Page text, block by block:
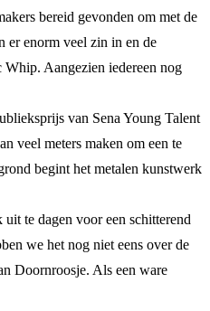
bereid gevonden om met de
er enorm veel zin in en de
Aangezien iedereen nog
van Sena Young Talent
veel meters maken om een te
begint het metalen kunstwerk
te dagen voor een schitterend
we het nog niet eens over de
Doornroosje. Als een ware